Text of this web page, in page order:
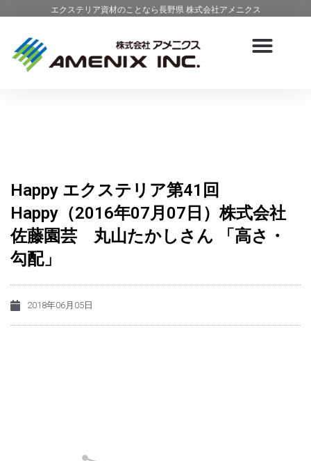
エクステリア資材のことなら長野県 株式会社アメニクス
Happy エクステリア第41回
Happy（2016年07月07日）株式会社
佐藤園芸 丸山たかしさん 「高さ・
勾配」
2018年06月05日